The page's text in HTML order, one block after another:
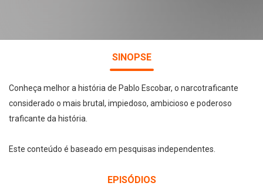
SINOPSE
Conheça melhor a história de Pablo Escobar, o narcotraficante
considerado o mais brutal, impiedoso, ambicioso e poderoso
traficante da história.
Este conteúdo é baseado em pesquisas independentes.
EPISÓDIOS